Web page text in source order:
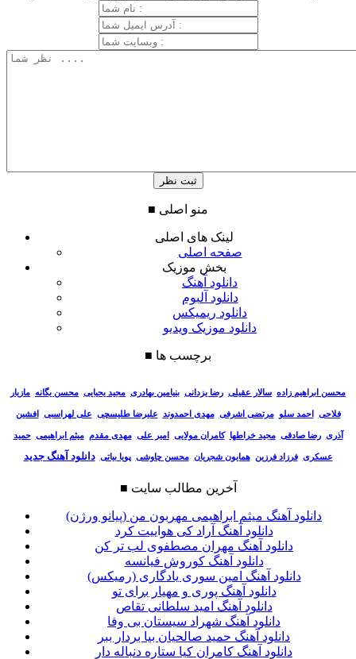
■ منو اصلی
لینک های اصلی
صفحه اصلی
بخش موزیک
دانلود آهنگ
دانلود آلبوم
دانلود ریمیکس
دانلود موزیک ویدیو
■ برچسب ها
محسن ابراهیم زاده سالار عقیلی رضا یزدانی بنیامین بهادری مجید یحیایی محسن یگانه مازیار
فلاحی احمد سلو مرتضی اشرفی مهدی احمدوند علیرضا طلیسچی علی لهراسبی افشین
آذری رضا صادقی مجید خراطها کامران مولایی امیر علی مهدی مقدم میثم ابراهیمی حمید
عسکری فرزاد فرزین همایون شجریان محسن چاوشی پویا بیاتی دانلود آهنگ جدید
■ آخرین مطالب سایت
دانلود آهنگ میثم ابراهیمی مهربون من (پیانو ورژن)
دانلود آهنگ آراد کی هواییت کرد
دانلود آهنگ مهران مصطفوی لب تر کن
دانلود آهنگ کوروش فیانسه
دانلود آهنگ امین سوری یادگاری (رمیکس)
دانلود آهنگ پوری و مهیار برای تو
دانلود آهنگ امید سلطانی تقاص
دانلود آهنگ شهراد سیستان بی وفا
دانلود آهنگ حمید صالحیان بیا بردار ببر
دانلود آهنگ کامران کیا ستاره دنباله دار